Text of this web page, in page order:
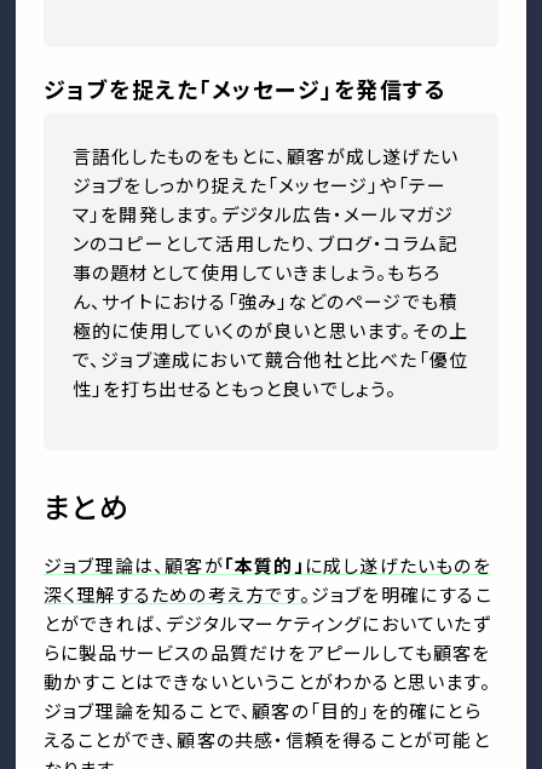
ジョブを捉えた「メッセージ」を発信する
言語化したものをもとに、顧客が成し遂げたい
ジョブをしっかり捉えた「メッセージ」や「テー
マ」を開発します。デジタル広告・メールマガジ
ンのコピーとして活用したり、ブログ・コラム記
事の題材として使用していきましょう。もちろ
ん、サイトにおける「強み」などのページでも積
極的に使用していくのが良いと思います。その上
で、ジョブ達成において競合他社と比べた「優位
性」を打ち出せるともっと良いでしょう。
まとめ
ジョブ理論は、顧客が「本質的」 に成し遂げたいものを
深く理解するための考え方です。ジョブを明確にするこ
とができれば、デジタルマーケティングにおいていたず
らに製品サービスの品質だけをアピールしても顧客を
動かすことはできないということがわかると思います。
ジョブ理論を知ることで、顧客の「目的」を的確にとら
えることができ、顧客の共感・信頼を得ることが可能と